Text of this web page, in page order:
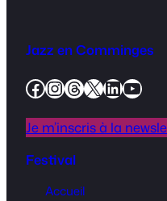
Jazz en Comminges
Facebook InstagramThreads X LinkedIn YouTube
Je m’inscris à la
Festival
Accueil